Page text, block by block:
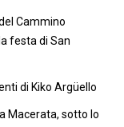
Cammino
festa di San
di Kiko Argüello
Macerata, sotto lo